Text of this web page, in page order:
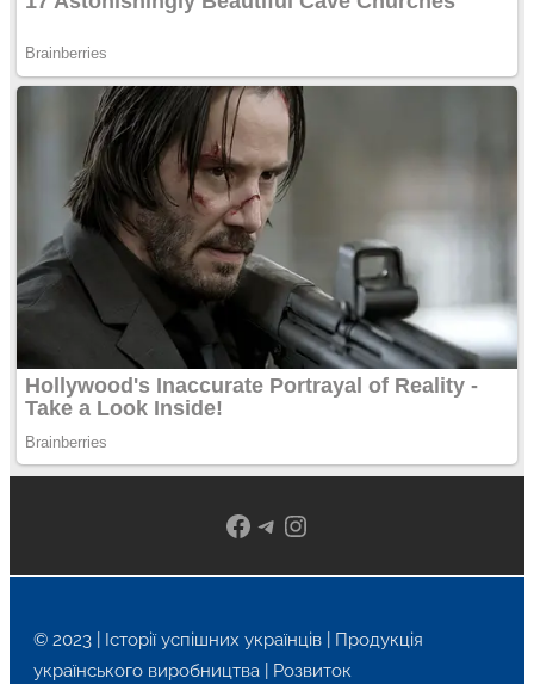
Facebook
Telegram
Instagram
© 2023 | Історії успішних українців | Продукція
українського виробництва | Розвиток